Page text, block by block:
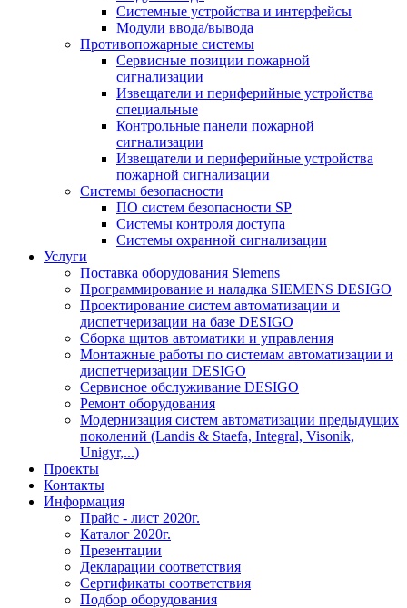
Системные устройства и интерфейсы
Модули ввода/вывода
Противопожарные системы
Сервисные позиции пожарной
сигнализации
Извещатели и периферийные устройства
специальные
Контрольные панели пожарной
сигнализации
Извещатели и периферийные устройства
пожарной сигнализации
Системы безопасности
ПО систем безопасности SP
Системы контроля доступа
Системы охранной сигнализации
Услуги
Поставка оборудования Siemens
Программирование и наладка SIEMENS DESIGO
Проектирование систем автоматизации и
диспетчеризации на базе DESIGO
Сборка щитов автоматики и управления
Монтажные работы по системам автоматизации и
диспетчеризации DESIGO
Сервисное обслуживание DESIGO
Ремонт оборудования
Модернизация систем автоматизации предыдущих
поколений (Landis & Staefa, Integral, Visonik,
Unigyr,...)
Проекты
Контакты
Информация
Прайс - лист 2020г.
Каталог 2020г.
Презентации
Декларации соответствия
Сертификаты соответствия
Подбор оборудования